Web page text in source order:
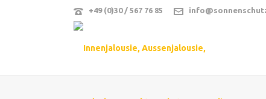
+49 (0)30 / 567 76 85